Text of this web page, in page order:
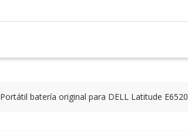
Portátil batería original para DELL Latitude E6520